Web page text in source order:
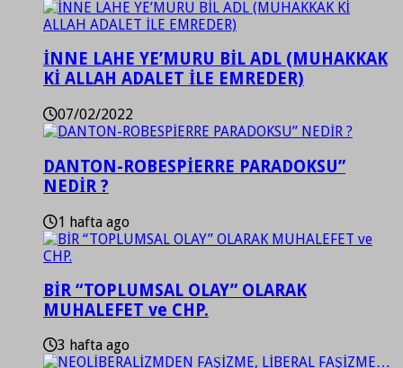
İNNE LAHE YE’MURU BİL ADL (MUHAKKAK
Kİ ALLAH ADALET İLE EMREDER)
07/02/2022
DANTON-ROBESPİERRE PARADOKSU”
NEDİR ?
1 hafta ago
BİR “TOPLUMSAL OLAY” OLARAK
MUHALEFET ve CHP.
3 hafta ago